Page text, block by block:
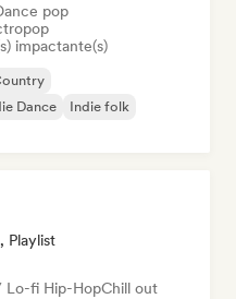
pop
impactante(s)
Dance
Indie folk
Playlist
Lo-fi Hip-HopChill out